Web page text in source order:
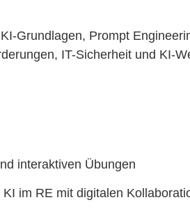
Grundlagen, Prompt
IT-Sicherheit und KI-
interaktiven Übungen
im RE mit digitalen